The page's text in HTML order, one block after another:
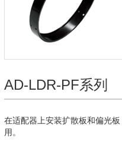
AD-LDR-PF系列
在适配器上安装扩散板和偏光
用。